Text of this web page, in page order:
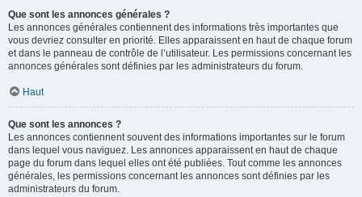
Que sont les annonces générales ?
Les annonces générales contiennent des informations très importantes que
vous devriez consulter en priorité. Elles apparaissent en haut de chaque forum
et dans le panneau de contrôle de l’utilisateur. Les permissions concernant les
annonces générales sont définies par les administrateurs du forum.
Haut
Que sont les annonces ?
Les annonces contiennent souvent des informations importantes sur le forum
dans lequel vous naviguez. Les annonces apparaissent en haut de chaque
page du forum dans lequel elles ont été publiées. Tout comme les annonces
générales, les permissions concernant les annonces sont définies par les
administrateurs du forum.